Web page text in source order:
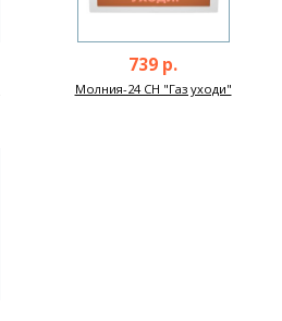
739 р.
Молния-24 СН "Газ уходи"